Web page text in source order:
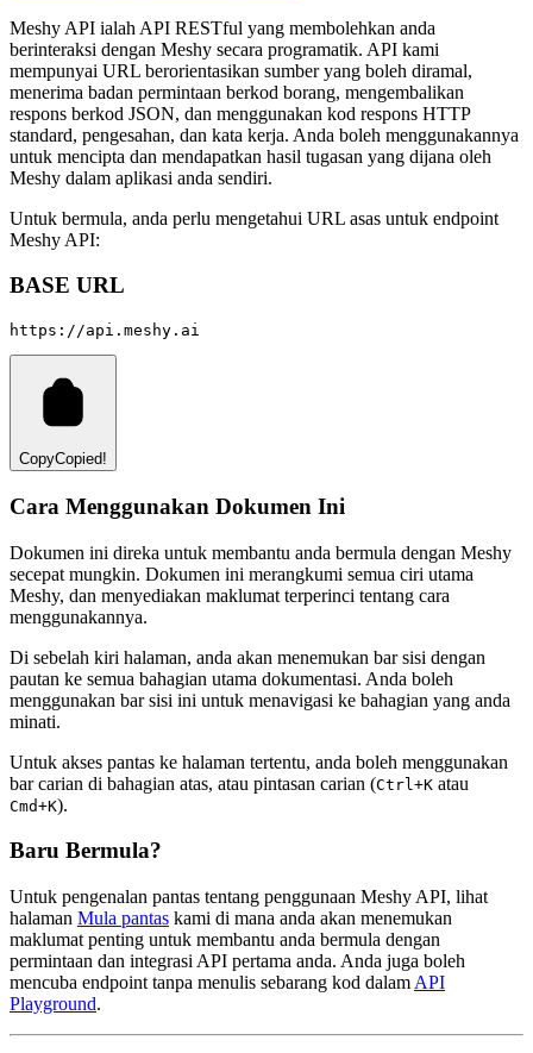
Meshy API ialah API RESTful yang membolehkan anda
berinteraksi dengan Meshy secara programatik. API kami
mempunyai URL berorientasikan sumber yang boleh diramal,
menerima badan permintaan berkod borang, mengembalikan
respons berkod JSON, dan menggunakan kod respons HTTP
standard, pengesahan, dan kata kerja. Anda boleh menggunakannya
untuk mencipta dan mendapatkan hasil tugasan yang dijana oleh
Meshy dalam aplikasi anda sendiri.
Untuk bermula, anda perlu mengetahui URL asas untuk endpoint
Meshy API:
BASE URL
CopyCopied!
Cara Menggunakan Dokumen Ini
Dokumen ini direka untuk membantu anda bermula dengan Meshy
secepat mungkin. Dokumen ini merangkumi semua ciri utama
Meshy, dan menyediakan maklumat terperinci tentang cara
menggunakannya.
Di sebelah kiri halaman, anda akan menemukan bar sisi dengan
pautan ke semua bahagian utama dokumentasi. Anda boleh
menggunakan bar sisi ini untuk menavigasi ke bahagian yang anda
minati.
Untuk akses pantas ke halaman tertentu, anda boleh menggunakan
bar carian di bahagian atas, atau pintasan carian (Ctrl+K atau
Cmd+K).
Baru Bermula?
Untuk pengenalan pantas tentang penggunaan Meshy API, lihat
halaman Mula pantas kami di mana anda akan menemukan
maklumat penting untuk membantu anda bermula dengan
permintaan dan integrasi API pertama anda. Anda juga boleh
mencuba endpoint tanpa menulis sebarang kod dalam API
Playground.